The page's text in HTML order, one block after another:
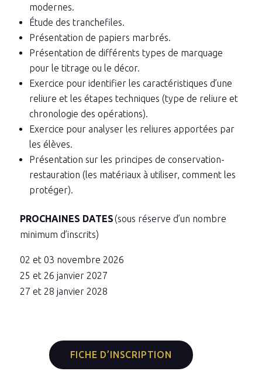
modernes.
Étude des tranchefiles.
Présentation de papiers marbrés.
Présentation de différents types de marquage
pour le titrage ou le décor.
Exercice pour identifier les caractéristiques d’une
reliure et les étapes techniques (type de reliure et
chronologie des opérations).
Exercice pour analyser les reliures apportées par
les élèves.
Présentation sur les principes de conservation-
restauration (les matériaux à utiliser, comment les
protéger).
PROCHAINES DATES(sous réserve d’un nombre
minimum d’inscrits)
02 et 03 novembre 2026
25 et 26 janvier 2027
27 et 28 janvier 2028
FICHE D’INSCRIPTION